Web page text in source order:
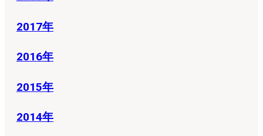
2017年
2016年
2015年
2014年